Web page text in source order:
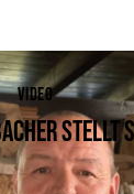
VIDEO
STELLT